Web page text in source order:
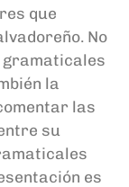
que
No
la
las
su
es